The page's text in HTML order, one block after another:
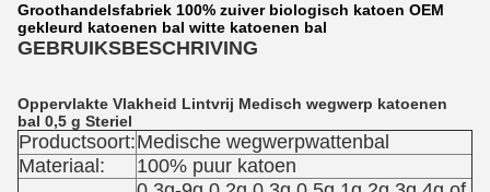
Groothandelsfabriek 100% zuiver biologisch katoen OEM
gekleurd katoenen bal witte katoenen bal
GEBRUIKSBESCHRIVING
Oppervlakte Vlakheid Lintvrij Medisch wegwerp katoenen
bal 0,5 g Steriel
Productsoort:Medische wegwerpwattenbal
Materiaal:
100% puur katoen